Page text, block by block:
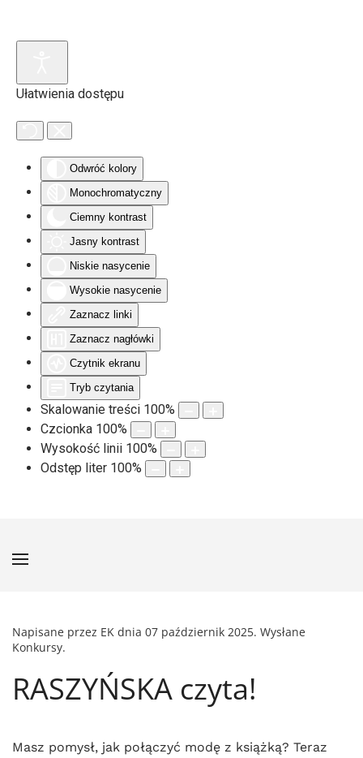
Ułatwienia dostępu
Odwróć kolory
Monochromatyczny
Ciemny kontrast
Jasny kontrast
Niskie nasycenie
Wysokie nasycenie
Zaznacz linki
Zaznacz nagłówki
Czytnik ekranu
Tryb czytania
Skalowanie treści 100%
Czcionka 100%
Wysokość linii 100%
Odstęp liter 100%
Skip to main content
Napisane przez EK dnia 07 październik 2025. Wysłane
Konkursy.
RASZYŃSKA czyta!
Masz pomysł, jak połączyć modę z książką? Teraz